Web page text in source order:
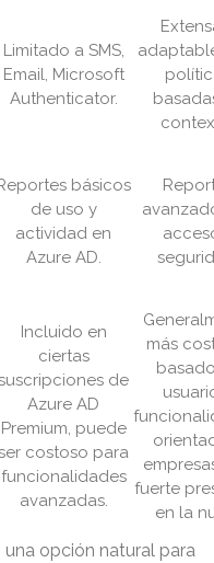
Limitado a SMS,
Email, Microsoft
Authenticator.
básicos
de uso y
actividad en
Azure AD.
Incluido en
ciertas
de
Azure AD
Premium, puede
costoso para
funcionalidades
avanzadas.
más
fuerte
en la
una opción natural para